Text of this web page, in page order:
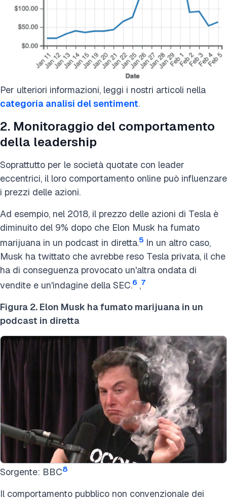
Per ulteriori informazioni, leggi i nostri articoli nella
categoria analisi del sentiment.
2. Monitoraggio del comportamento
della leadership
Soprattutto per le società quotate con leader
eccentrici, il loro comportamento online può influenzare
i prezzi delle azioni.
Ad esempio, nel 2018, il prezzo delle azioni di Tesla è
diminuito del 9% dopo che Elon Musk ha fumato
marijuana in un podcast in diretta.5 In un altro caso,
Musk ha twittato che avrebbe reso Tesla privata, il che
ha di conseguenza provocato un'altra ondata di
vendite e un'indagine della SEC.6 ,7
Figura 2. Elon Musk ha fumato marijuana in un
podcast in diretta
Sorgente: BBC8
Il comportamento pubblico non convenzionale dei